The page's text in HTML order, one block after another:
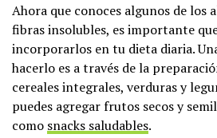
Ahora que conoces algunos de los
fibras insolubles, es importante
incorporarlos en tu dieta diaria.
hacerlo es a través de la
cereales integrales, verduras y
puedes agregar frutos secos y
como snacks saludables.